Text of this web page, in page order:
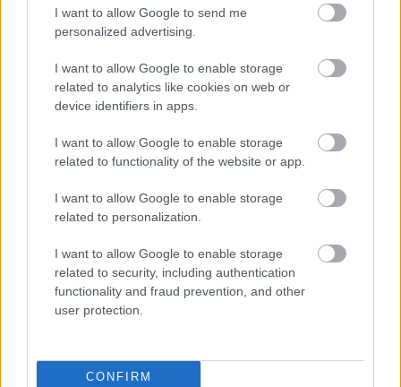
I want to allow Google to send me
personalized advertising.
I want to allow Google to enable storage
related to analytics like cookies on web or
device identifiers in apps.
I want to allow Google to enable storage
related to functionality of the website or app.
I want to allow Google to enable storage
related to personalization.
I want to allow Google to enable storage
related to security, including authentication
functionality and fraud prevention, and other
user protection.
CONFIRM
1 nap 21 óra 7 perc 0 másodperc
Leeds UnitedvsManchester United2026-08-12 20:30
Manchester United
ELŐZŐ MÉRKŐZÉSEK
Támogatás
Támogasd adományoddal
a ManUtdFanatics.hu működését!